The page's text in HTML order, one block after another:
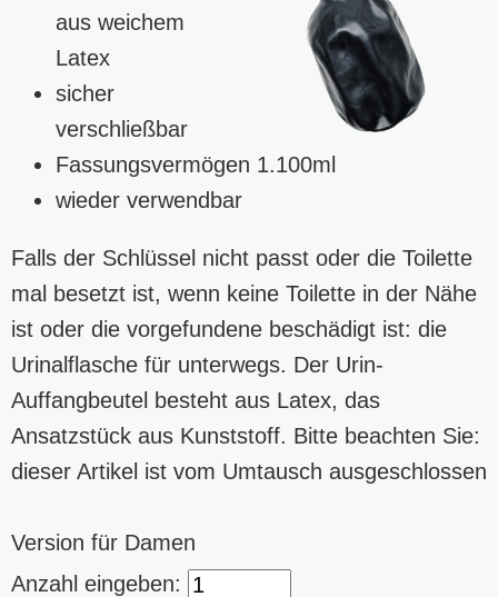
aus weichem
Latex
sicher
verschließbar
Fassungsvermögen 1.100ml
wieder verwendbar
Falls der Schlüssel nicht passt oder die Toilette
mal besetzt ist, wenn keine Toilette in der Nähe
ist oder die vorgefundene beschädigt ist: die
Urinalflasche für unterwegs. Der Urin-
Auffangbeutel besteht aus Latex, das
Ansatzstück aus Kunststoff. Bitte beachten Sie:
dieser Artikel ist vom Umtausch ausgeschlossen
Version für Damen
Anzahl eingeben: